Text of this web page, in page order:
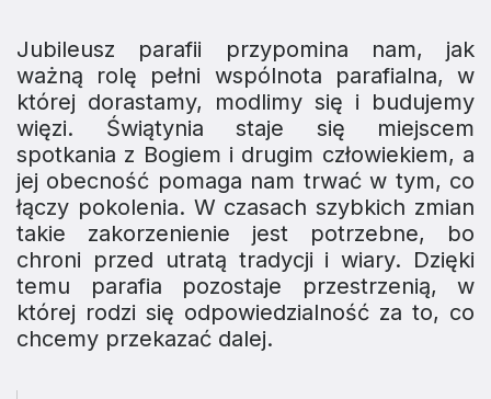
Jubileusz parafii przypomina nam, jak
ważną rolę pełni wspólnota parafialna, w
której dorastamy, modlimy się i budujemy
więzi. Świątynia staje się miejscem
spotkania z Bogiem i drugim człowiekiem, a
jej obecność pomaga nam trwać w tym, co
łączy pokolenia. W czasach szybkich zmian
takie zakorzenienie jest potrzebne, bo
chroni przed utratą tradycji i wiary. Dzięki
temu parafia pozostaje przestrzenią, w
której rodzi się odpowiedzialność za to, co
chcemy przekazać dalej.